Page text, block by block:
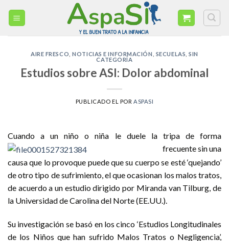
AIRE FRESCO ,NOTICIAS E INFORMACIÓN SECUELAS ,SIN
CATEGORÍA
Estudios sobre ASI: Dolor abdominal
PUBLICADO EL POR ASPASI
Cuando a un niño o niña le duele la tripa de forma
frecuente sin una
causa que lo provoque puede que su cuerpo se esté ‘quejando’
de otro tipo de sufrimiento, el que ocasionan los malos tratos,
de acuerdo a un estudio dirigido por Miranda van Tilburg, de
la Universidad de Carolina del Norte (EE.UU.).
Su investigación se basó en los cinco ‘Estudios Longitudinales
de los Niños que han sufrido Malos Tratos o Negligencia’,